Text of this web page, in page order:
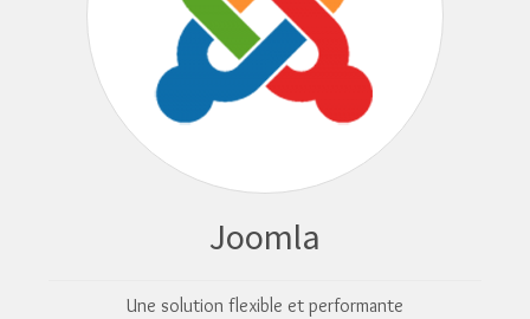
Joomla
Une solution flexible et performante